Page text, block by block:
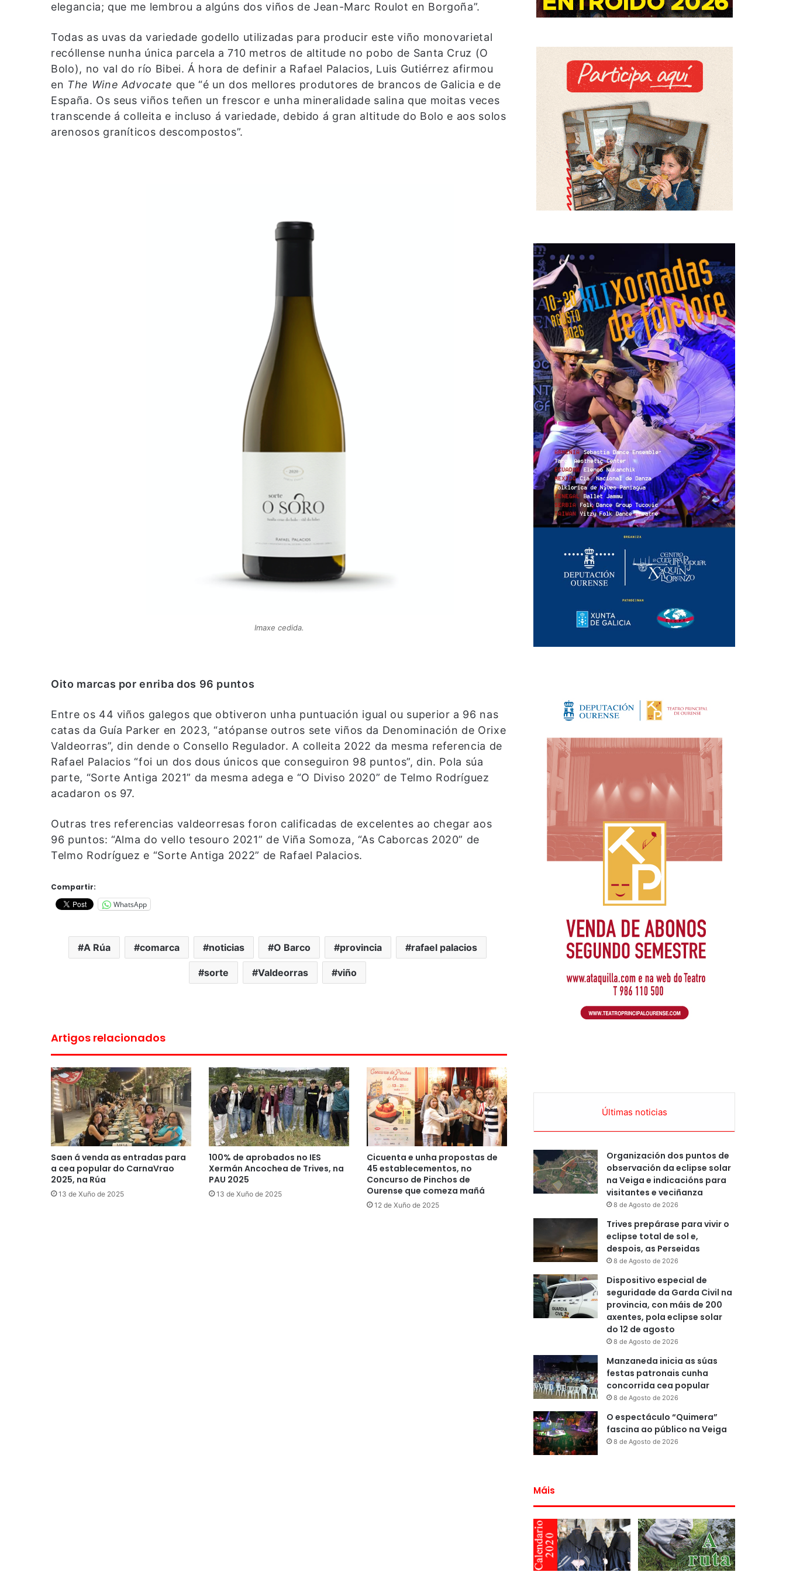
elegancia; que me lembrou a algúns dos viños de Jean-Marc Roulot en Borgoña”.
Todas as uvas da variedade godello utilizadas para producir este viño monovarietal
recóllense nunha única parcela a 710 metros de altitude no pobo de Santa Cruz (O
Bolo), no val do río Bibei. Á hora de definir a Rafael Palacios, Luis Gutiérrez afirmou
en The Wine Advocate que “é un dos mellores produtores de brancos de Galicia e de
España. Os seus viños teñen un frescor e unha mineralidade salina que moitas veces
transcende á colleita e incluso á variedade, debido á gran altitude do Bolo e aos solos
arenosos graníticos descompostos”.
Imaxe cedida.
Oito marcas por enriba dos 96 puntos
Entre os 44 viños galegos que obtiveron unha puntuación igual ou superior a 96 nas
catas da Guía Parker en 2023, “atópanse outros sete viños da Denominación de Orixe
Valdeorras”, din dende o Consello Regulador. A colleita 2022 da mesma referencia de
Rafael Palacios “foi un dos dous únicos que conseguiron 98 puntos”, din. Pola súa
parte, “Sorte Antiga 2021” da mesma adega e “O Diviso 2020” de Telmo Rodríguez
acadaron os 97.
Outras tres referencias valdeorresas foron calificadas de excelentes ao chegar aos
96 puntos: “Alma do vello tesouro 2021” de Viña Somoza, “As Caborcas 2020” de
Telmo Rodríguez e “Sorte Antiga 2022” de Rafael Palacios.
Compartir:
WhatsApp
A Rúa comarca noticias O Barco provincia rafael palacios
sorte Valdeorras viño
Artigos relacionados
Saen á venda as entradas para
a cea popular do CarnaVrao
2025, na Rúa
13 de Xuño de 2025
100% de aprobados no IES
Xermán Ancochea de Trives, na
PAU 2025
13 de Xuño de 2025
Cicuenta e unha propostas de
45 establecementos, no
Concurso de Pinchos de
Ourense que comeza mañá
12 de Xuño de 2025
Últimas noticias
Organización dos puntos de
observación da eclipse solar
na Veiga e indicacións para
visitantes e veciñanza
8 de Agosto de 2026
Trives prepárase para vivir o
eclipse total de sol e,
despois, as Perseidas
8 de Agosto de 2026
Dispositivo especial de
seguridade da Garda Civil na
provincia, con máis de 200
axentes, pola eclipse solar
do 12 de agosto
8 de Agosto de 2026
Manzaneda inicia as súas
festas patronais cunha
concorrida cea popular
8 de Agosto de 2026
O espectáculo “Quimera”
fascina ao público na Veiga
8 de Agosto de 2026
Máis